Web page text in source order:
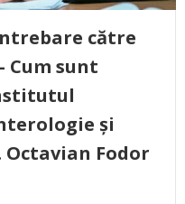
către
Cum sunt
și
Fodor